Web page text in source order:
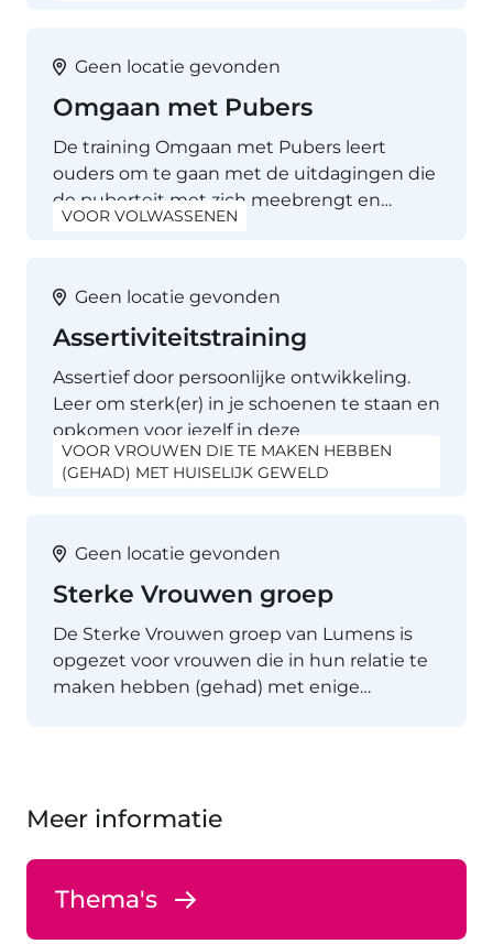
Geen locatie gevonden
Omgaan met Pubers
De training Omgaan met Pubers leert
ouders om te gaan met de uitdagingen die
de puberteit met zich meebrengt en…
VOOR VOLWASSENEN
Geen locatie gevonden
Assertiviteitstraining
Assertief door persoonlijke ontwikkeling.
Leer om sterk(er) in je schoenen te staan en
opkomen voor jezelf in deze
assertiviteitstraining. Tijdens…
VOOR VROUWEN DIE TE MAKEN HEBBEN
(GEHAD) MET HUISELIJK GEWELD
Geen locatie gevonden
Sterke Vrouwen groep
De Sterke Vrouwen groep van Lumens is
opgezet voor vrouwen die in hun relatie te
maken hebben (gehad) met enige…
Meer informatie
Thema's